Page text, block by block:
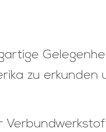
zu erkunden